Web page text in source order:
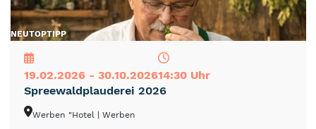
NEUTOPTIPP
19.02.2026 - 30.10.202614:30 Uhr
Spreewaldplauderei 2026
Werben "Hotel | Werben